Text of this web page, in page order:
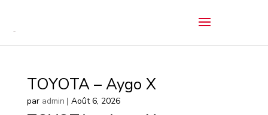
TOYOTA – Aygo X
par admin | Août 6, 2026